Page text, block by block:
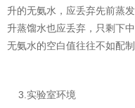
升的无氨水，应丢弃先前蒸
升蒸馏水也应丢弃，只剩下
无氨水的空白值往往不如配
3.实验室环境